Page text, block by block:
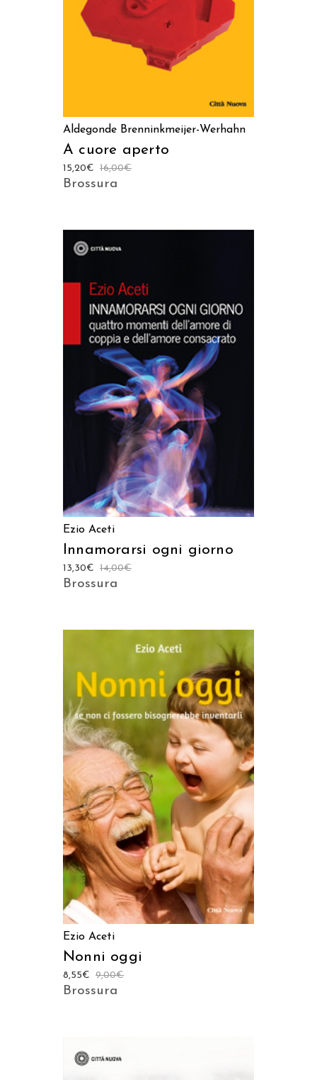
Aldegonde Brenninkmeijer-Werhahn
A cuore aperto
16,00€
15,20€
Brossura
AGGIUNGI AL CARRELLO
Ezio Aceti
Innamorarsi ogni giorno
14,00€
13,30€
Brossura
AGGIUNGI AL CARRELLO
Ezio Aceti
Nonni oggi
9,00€
8,55€
Brossura